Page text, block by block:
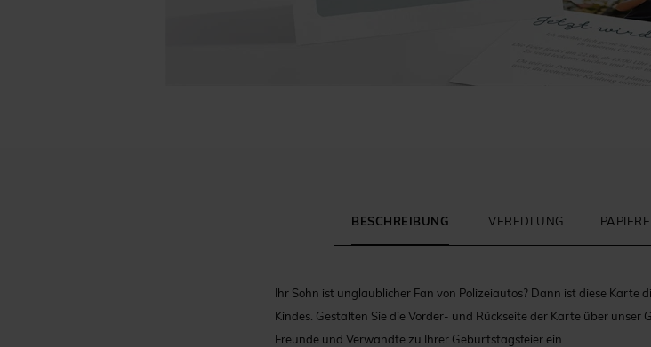
BESCHREIBUNG VEREDLUNG PAPIERE
Ihr Sohn ist unglaublicher Fan von Polizeiautos? Dann ist diese Karte
Kindes. Gestalten Sie die Vorder- und Rückseite der Karte über
Freunde und Verwandte zu Ihrer Geburtstagsfeier ein.